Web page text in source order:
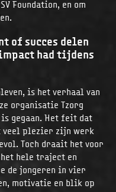
Foundation, en om
of succes delen
had tijdens
is het verhaal van
organisatie Tzorg
is gegaan. Het feit dat
veel plezier zijn werk
Toch draait het voor
het hele traject en
de jongeren in vier
motivatie en blik op